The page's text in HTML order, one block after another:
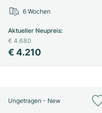
€ 4.210
Aktueller Neupreis:
€ 4.680
6 Wochen
Ungetragen - New